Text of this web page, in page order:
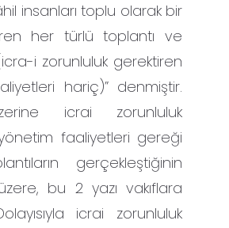
insanları toplu olarak bir
her türlü toplantı ve
i zorunluluk gerektiren
hariç)” denmiştir.
icrai zorunluluk
faaliyetleri gereği
gerçekleştiğinin
bu 2 yazı vakıflara
icrai zorunluluk